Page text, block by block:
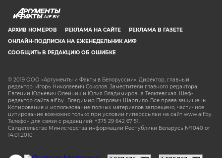
AIF.BY
АРХИВ НОМЕРОВ РЕКЛАМА НА САЙТЕ
РЕКЛАМА В ГАЗЕТЕ
ОНЛАЙН-ПОДПИСКА НА ЕЖЕНЕДЕЛЬНИК АИФ
СООБЩИТЬ В РЕДАКЦИЮ ОБ ОШИБКЕ
© 2019 ООО «Аргументы и Факты в Белоруссии». Директор, главный
редактор: Игорь Николаевич Соколов. Заместители главного редактора:
Евгений Юрьевич Олейник и Юлия Владимировна Тельтевская. Шеф-
редактор сайта aif.by: Владимир Петрович Шарпило. Все права защищены.
Копирование и использование полных материалов запрещено, частичное
цитирование возможно только при условии гиперссылки на сайт www.aif.by.
Телефон для связи с редакцией: +375 29 642 67 51.
Свидетельство Министерства информации Республики Беларусь №1040 от
14.01.2010